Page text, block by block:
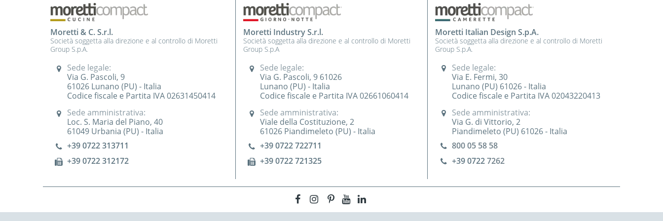
Moretti & C. S.r.l.
Società soggetta alla direzione e al controllo di Moretti
Group S.p.A.
Sede legale:
Via G. Pascoli, 9
61026 Lunano (PU) - Italia
Codice fiscale e Partita IVA 02631450414
Sede amministrativa:
Loc. S. Maria del Piano, 40
61049 Urbania (PU) - Italia
+39 0722 313711
+39 0722 312172
Moretti Industry S.r.l.
Società soggetta alla direzione e al controllo di Moretti
Group S.p.A
Sede legale:
Via G. Pascoli, 9 61026
Lunano (PU) - Italia
Codice fiscale e Partita IVA 02661060414
Sede amministrativa:
Viale della Costituzione, 2
61026 Piandimeleto (PU) - Italia
+39 0722 722711
+39 0722 721325
Moretti Italian Design S.p.A.
Società soggetta alla direzione e al controllo di Moretti
Group S.p.A.
Sede legale:
Via E. Fermi, 30
Lunano (PU) 61026 - Italia
Codice fiscale e Partita IVA 02043220413
Sede amministrativa:
Via G. di Vittorio, 2
Piandimeleto (PU) 61026 - Italia
800 05 58 58
+39 07227262